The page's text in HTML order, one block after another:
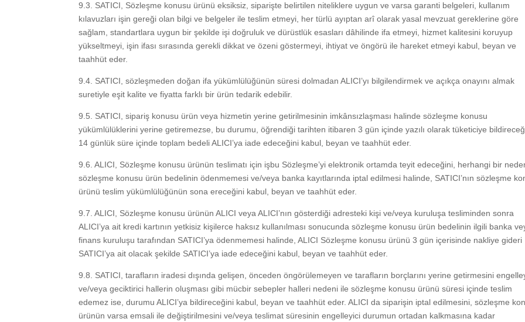
9.3. SATICI, Sözleşme konusu ürünü eksiksiz, siparişte belirtilen niteliklere uygun ve varsa garanti belgeleri, kullanım
kılavuzları işin gereği olan bilgi ve belgeler ile teslim etmeyi, her türlü ayıptan arî olarak yasal mevzuat gereklerine göre
sağlam, standartlara uygun bir şekilde işi doğruluk ve dürüstlük esasları dâhilinde ifa etmeyi, hizmet kalitesini koruyup
yükseltmeyi, işin ifası sırasında gerekli dikkat ve özeni göstermeyi, ihtiyat ve öngörü ile hareket etmeyi kabul, beyan ve
taahhüt eder.
9.4. SATICI, sözleşmeden doğan ifa yükümlülüğünün süresi dolmadan ALICI’yı bilgilendirmek ve açıkça onayını almak
suretiyle eşit kalite ve fiyatta farklı bir ürün tedarik edebilir.
9.5. SATICI, sipariş konusu ürün veya hizmetin yerine getirilmesinin imkânsızlaşması halinde sözleşme konusu
yükümlülüklerini yerine getiremezse, bu durumu, öğrendiği tarihten itibaren 3 gün içinde yazılı olarak tüketiciye
14 günlük süre içinde toplam bedeli ALICI’ya iade edeceğini kabul, beyan ve taahhüt eder.
9.6. ALICI, Sözleşme konusu ürünün teslimatı için işbu Sözleşme’yi elektronik ortamda teyit edeceğini, herhangi bir
sözleşme konusu ürün bedelinin ödenmemesi ve/veya banka kayıtlarında iptal edilmesi halinde, SATICI’nın sözleşme
ürünü teslim yükümlülüğünün sona ereceğini kabul, beyan ve taahhüt eder.
9.7. ALICI, Sözleşme konusu ürünün ALICI veya ALICI’nın gösterdiği adresteki kişi ve/veya kuruluşa tesliminden sonra
ALICI’ya ait kredi kartının yetkisiz kişilerce haksız kullanılması sonucunda sözleşme konusu ürün bedelinin ilgili banka
finans kuruluşu tarafından SATICI’ya ödenmemesi halinde, ALICI Sözleşme konusu ürünü 3 gün içerisinde nakliye gideri
SATICI’ya ait olacak şekilde SATICI’ya iade edeceğini kabul, beyan ve taahhüt eder.
9.8. SATICI, tarafların iradesi dışında gelişen, önceden öngörülemeyen ve tarafların borçlarını yerine getirmesini
ve/veya geciktirici hallerin oluşması gibi mücbir sebepler halleri nedeni ile sözleşme konusu ürünü süresi içinde teslim
edemez ise, durumu ALICI’ya bildireceğini kabul, beyan ve taahhüt eder. ALICI da siparişin iptal edilmesini, sözleşme
ürünün varsa emsali ile değiştirilmesini ve/veya teslimat süresinin engelleyici durumun ortadan kalkmasına kadar